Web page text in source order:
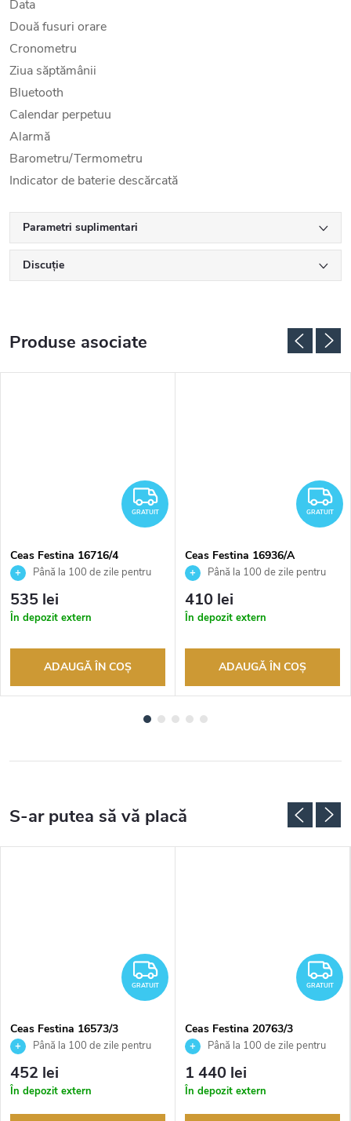
Data
Două fusuri orare
Cronometru
Ziua săptămânii
Bluetooth
Calendar perpetuu
Alarmă
Barometru/Termometru
Indicator de baterie descărcată
Parametri suplimentari
Discuţie
Produse asociate
GRATUIT
GRATUIT
Ceas Festina 16716/4
Până la 100 de zile pentru
returnarea bunurilor. Vânzător
autorizat
535 lei
În depozit extern
ADAUGĂ ÎN COŞ
GRATUIT
Ceas Festina 16936/A
Până la 100 de zile pentru
returnarea bunurilor. Vânzător
autorizat
410 lei
În depozit extern
ADAUGĂ ÎN COŞ
GRATUIT
GRATUIT
Ceas Festina 16573/3
Până la 100 de zile pentru
returnarea bunurilor. Vânzător
autorizat
452 lei
În depozit extern
GRATUIT
Ceas Festina 20763/3
Până la 100 de zile pentru
returnarea bunurilor. Vânzător
autorizat
1 440 lei
În depozit extern